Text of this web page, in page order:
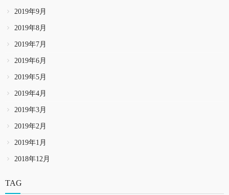
2019年9月
2019年8月
2019年7月
2019年6月
2019年5月
2019年4月
2019年3月
2019年2月
2019年1月
2018年12月
TAG